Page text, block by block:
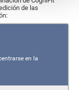
de las
en la